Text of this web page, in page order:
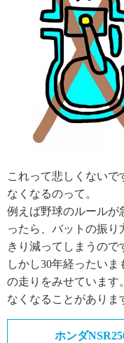
これって悲しくない
なくなるのって。
例えば野球のルールが
ったら、バットの振り
きり減ってしまうので
しかし30年経ったい
の走りをみせています
なくなることがありま
ホンダ